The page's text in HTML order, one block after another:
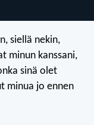
siellä nekin,
minun kanssani,
sinä olet
minua jo ennen